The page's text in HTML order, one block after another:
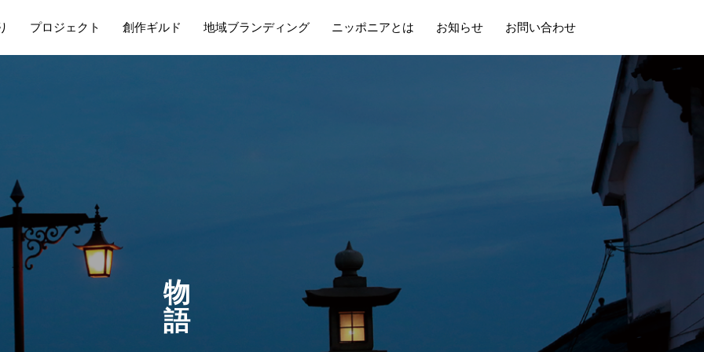
お問い合わせ
お知らせ
ニッポニアとは
地域ブランディング
創作ギルド
プロジェクト